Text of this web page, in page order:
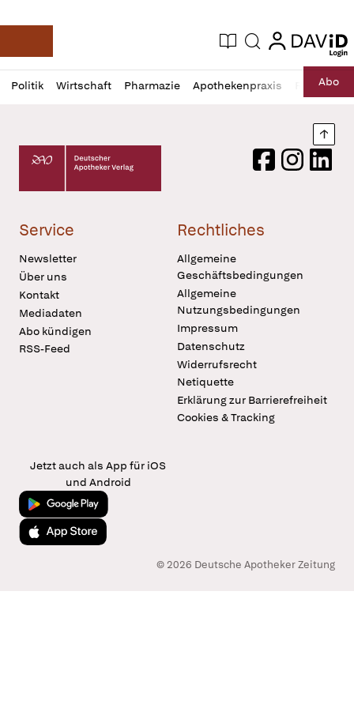
Deutsche Apotheker Zeitung
Aktuelle Ausgabe
Suche login
login
Politik Wirtschaft Pharmazie Apothekenpraxis RechtAbo
Profil
öffnen
Daz
Pur
Deutscher Apotheker Verlag Logo
FacebookInstagram
Service
Newsletter
Über uns
Kontakt
Mediadaten
Abo kündigen
RSS-Feed
Rechtliches
Allgemeine
Geschäftsbedingungen
Allgemeine
Nutzungsbedingungen
Impressum
Datenschutz
Widerrufsrecht
Netiquette
Erklärung zur Barrierefreiheit
Cookies & Tracking
Jetzt auch als App für iOS
und Android
Jetzt bei Google Play
Laden im App Store
© 2026 Deutsche Apotheker Zeitung